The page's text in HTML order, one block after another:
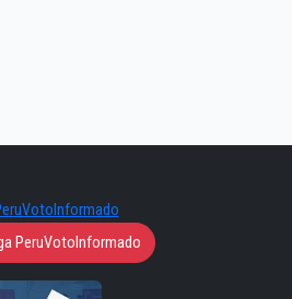
PeruVotoInformado